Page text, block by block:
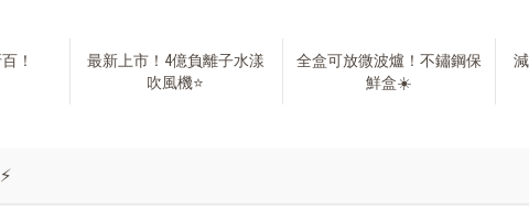
！
最新上市！4億負離子水漾
吹風機⭐
全盒可放微波爐！不鏽鋼保
鮮盒☀️